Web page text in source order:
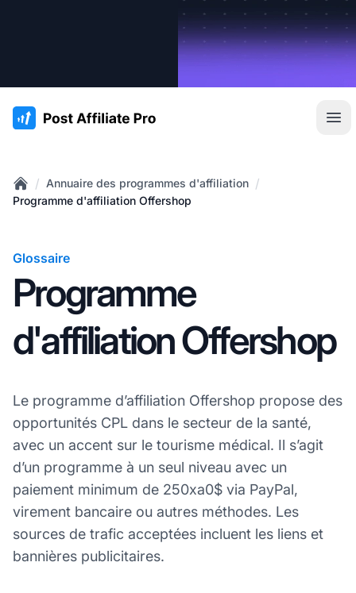
:site.title
Home
/ Annuaire des programmes d'affiliation /
Programme d'affiliation Offershop
Glossaire
Programme
d'affiliation Offershop
Le programme d’affiliation Offershop propose des
opportunités CPL dans le secteur de la santé,
avec un accent sur le tourisme médical. Il s’agit
d’un programme à un seul niveau avec un
paiement minimum de 250xa0$ via PayPal,
virement bancaire ou autres méthodes. Les
sources de trafic acceptées incluent les liens et
bannières publicitaires.